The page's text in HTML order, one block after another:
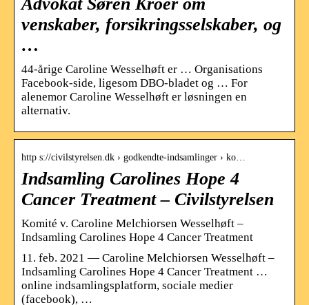
venskaber, forsikringsselskaber, og
…
44-årige Caroline Wesselhøft er … Organisations
Facebook-side, ligesom DBO-bladet og … For
alenemor Caroline Wesselhøft er løsningen en
alternativ.
http s://civilstyrelsen.dk › godkendte-indsamlinger › ko…
Indsamling Carolines Hope 4
Cancer Treatment – Civilstyrelsen
Komité v. Caroline Melchiorsen Wesselhøft –
Indsamling Carolines Hope 4 Cancer Treatment
11. feb. 2021 — Caroline Melchiorsen Wesselhøft –
Indsamling Carolines Hope 4 Cancer Treatment …
online indsamlingsplatform, sociale medier
(facebook), …